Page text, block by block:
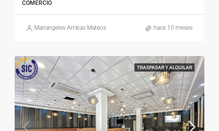
COMERCIO
Mariangeles Arribas Mateos hace 10 meses
TRASPASAR Y ALQUILAR